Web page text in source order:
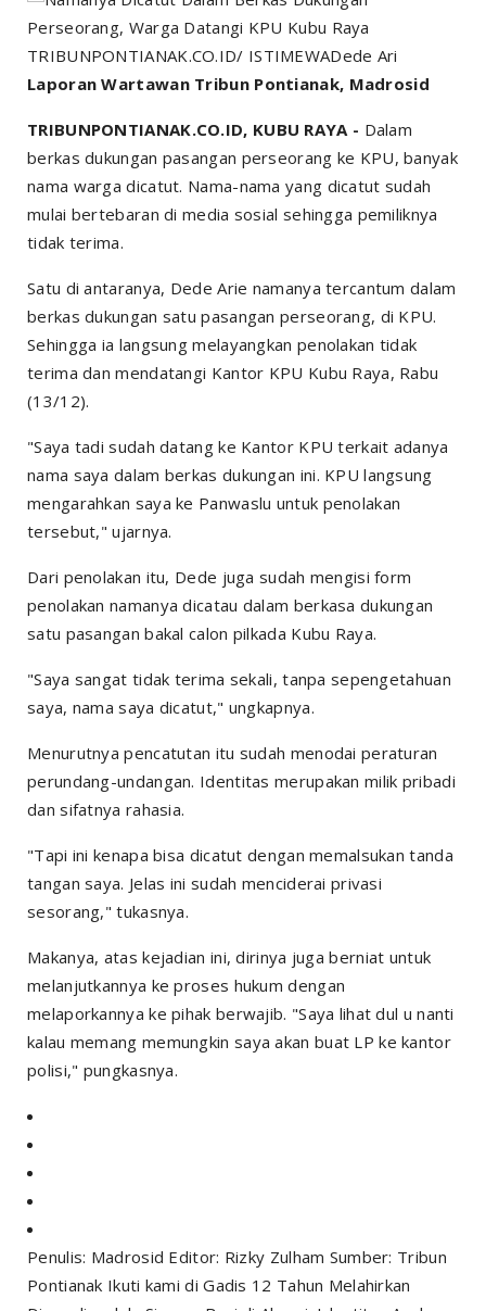
TRIBUNPONTIANAK.CO.ID/ ISTIMEWADede Ari
Laporan Wartawan Tribun Pontianak, Madrosid
TRIBUNPONTIANAK.CO.ID, KUBU RAYA - Dalam
berkas dukungan pasangan perseorang ke KPU, banyak
nama warga dicatut. Nama-nama yang dicatut sudah
mulai bertebaran di media sosial sehingga pemiliknya
tidak terima.
Satu di antaranya, Dede Arie namanya tercantum dalam
berkas dukungan satu pasangan perseorang, di KPU.
Sehingga ia langsung melayangkan penolakan tidak
terima dan mendatangi Kantor KPU Kubu Raya, Rabu
(13/12).
"Saya tadi sudah datang ke Kantor KPU terkait adanya
nama saya dalam berkas dukungan ini. KPU langsung
mengarahkan saya ke Panwaslu untuk penolakan
tersebut," ujarnya.
Dari penolakan itu, Dede juga sudah mengisi form
penolakan namanya dicatau dalam berkasa dukungan
satu pasangan bakal calon pilkada Kubu Raya.
"Saya sangat tidak terima sekali, tanpa sepengetahuan
saya, nama saya dicatut," ungkapnya.
Menurutnya pencatutan itu sudah menodai peraturan
perundang-undangan. Identitas merupakan milik pribadi
dan sifatnya rahasia.
"Tapi ini kenapa bisa dicatut dengan memalsukan tanda
tangan saya. Jelas ini sudah menciderai privasi
sesorang," tukasnya.
Makanya, atas kejadian ini, dirinya juga berniat untuk
melanjutkannya ke proses hukum dengan
melaporkannya ke pihak berwajib. "Saya lihat dul u nanti
kalau memang memungkin saya akan buat LP ke kantor
polisi," pungkasnya.
Penulis: Madrosid Editor: Rizky Zulham Sumber: Tribun
Pontianak Ikuti kami di Gadis 12 Tahun Melahirkan